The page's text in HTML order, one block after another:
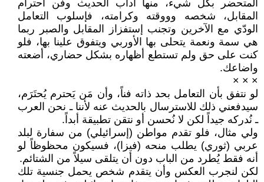
المتحضر بكل شيء، منها آداب الحديث وفن احترام
المقابل، شخصه وووقته وكرامته، فإسلوب التعامل
الودّي مع الآخرين وتجنب إستفزاز المقابل والصبر ربما
هي سمة ونعمة يتحلى بها الأوربي ويتفوق علينا بها، فلو
كنت على حق ولم تستطع أظهاره بشكل حضاري، أضعته
واضاعك.
× × ×
لو نتفق بأن التعامل بحد ذاته فناً، وأن مَن يَحترم يُحتَرَم،
سيدفعني ذلك للاسترسال بالحديث عنه لأننا ـ نحن العرب
ـ نُدركه جيداً لكن لا نُحسن أو نتقن تطبيقة أبداً.
ولي مثال، فلو تقدم مواطن (إسرائيلي) من سفارة لبلد
عربي (ثوري) يطلب منحه (فيزا)، فسيكون محظوظاً لو
أنه فقط يُطرد من الباب دون أن يتلقى سيلاً من الشتائم.
لكن لنجرب العكس وأن يتقدم شخص يحمل جنسية تلك